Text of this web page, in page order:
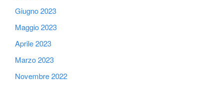
Giugno 2023
Maggio 2023
Aprile 2023
Marzo 2023
Novembre 2022